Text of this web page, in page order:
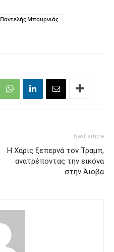
Παντελής Μπουρνιάς
Next article
Η Χάρις ξεπερνά τον Τραμπ,
ανατρέποντας την εικόνα
στην Άιοβα